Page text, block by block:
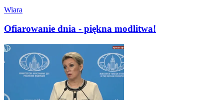
Wiara
Ofiarowanie dnia - piękna modlitwa!